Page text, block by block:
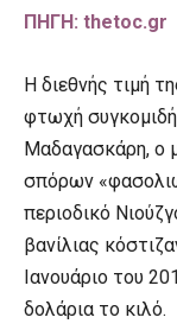
ΠΗΓΗ: thetoc.gr
Η διεθνής τιμή
φτωχή
Μαδαγασκάρη, ο
σπόρων
περιοδικό
βανίλιας
Ιανουάριο του
δολάρια το κιλό.